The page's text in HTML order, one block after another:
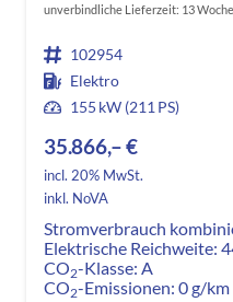
unverbindliche Lieferzeit: 13
102954
Elektro
155 kW (211 PS)
35.866,– €
incl. 20% MwSt.
inkl. NoVA
Stromverbrauch
Elektrische Reichweite:
CO2-Klasse: A
CO2-Emissionen: 0 g/km